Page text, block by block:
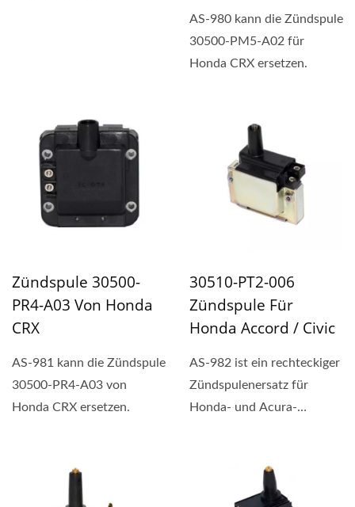
AS-980 kann die Zündspule
30500-PM5-A02 für
Honda CRX ersetzen.
Zündspule 30500-
PR4-A03 Von Honda
CRX
AS-981 kann die Zündspule
30500-PR4-A03 von
Honda CRX ersetzen.
30510-PT2-006
Zündspule Für
Honda Accord / Civic
AS-982 ist ein rechteckiger
Zündspulenersatz für
Honda- und Acura-